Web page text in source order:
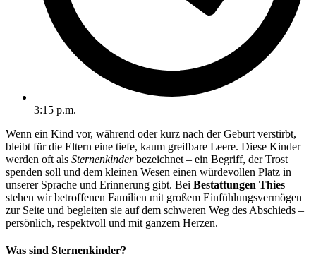
3:15 p.m.
Wenn ein Kind vor, während oder kurz nach der Geburt verstirbt,
bleibt für die Eltern eine tiefe, kaum greifbare Leere. Diese Kinder
werden oft als Sternenkinderbezeichnet – ein Begriff, der Trost
spenden soll und dem kleinen Wesen einen würdevollen Platz in
unserer Sprache und Erinnerung gibt. Bei Bestattungen Thies
stehen wir betroffenen Familien mit großem Einfühlungsvermögen
zur Seite und begleiten sie auf dem schweren Weg des Abschieds –
persönlich, respektvoll und mit ganzem Herzen.
Was sind Sternenkinder?